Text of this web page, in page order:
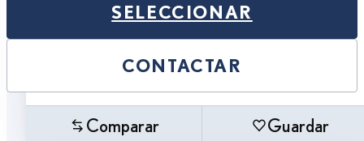
SELECCIONAR
CONTACTAR
Comparar Guardar